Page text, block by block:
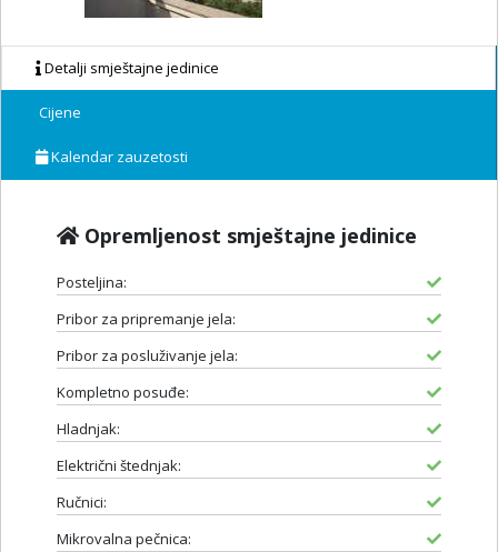
Detalji smještajne jedinice
Cijene
Kalendar zauzetosti
Opremljenost smještajne jedinice
Posteljina:
Pribor za pripremanje jela:
Pribor za posluživanje jela:
Kompletno posuđe:
Hladnjak:
Električni štednjak:
Ručnici:
Mikrovalna pečnica: